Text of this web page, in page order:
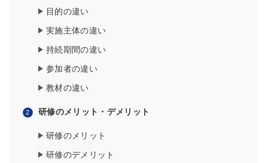
目的の違い
実施主体の違い
持続期間の違い
参加者の違い
教材の違い
研修のメリット・デメリット
研修のメリット
研修のデメリット